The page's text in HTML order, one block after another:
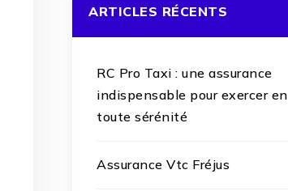
ARTICLES RÉCENTS
RC Pro Taxi : une assurance
indispensable pour exercer en
toute sérénité
Assurance Vtc Fréjus